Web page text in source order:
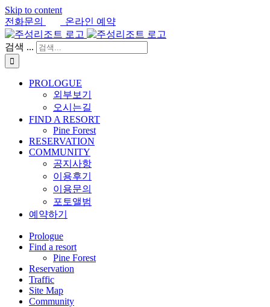
Skip to content
전화문의
온라인 예약
검색 ...
PROLOGUE
외부보기
오시는길
FIND A RESORT
Pine Forest
RESERVATION
COMMUNITY
공지사항
이용후기
이용문의
포토앨범
예약하기
Prologue
Find a resort
Pine Forest
Reservation
Traffic
Site Map
Community